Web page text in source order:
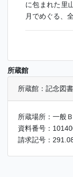
に包まれた里
月でめぐる、
所蔵館
所蔵館：記念図
所蔵場所：一般
資料番号：
請求記号：